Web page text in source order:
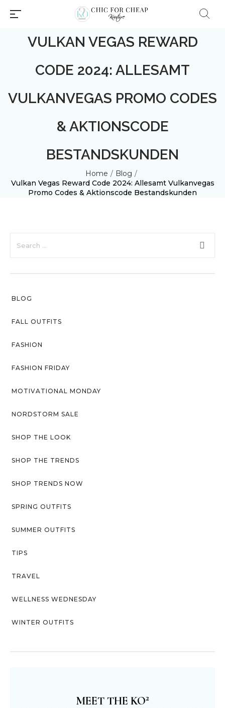
world visit Envato to buy and
design templates, learn
creative skills or even hire
freelancers. With an industry-
leading marketplace paired
with an unlimited subscription
VULKAN VEGAS REWARD
CODE 2024: ALLESAMT
VULKANVEGAS PROMO CODES
& AKTIONSCODE
BESTANDSKUNDEN
Home / Blog /
Vulkan Vegas Reward Code 2024: Allesamt Vulkanvegas
Promo Codes & Aktionscode Bestandskunden
BLOG
FALL OUTFITS
FASHION
FASHION FRIDAY
MOTIVATIONAL MONDAY
NORDSTORM SALE
SHOP THE LOOK
SHOP THE TRENDS
SHOP TRENDS NOW
SPRING OUTFITS
SUMMER OUTFITS
TIPS
TRAVEL
WELLNESS WEDNESDAY
WINTER OUTFITS
MEET THE KO2